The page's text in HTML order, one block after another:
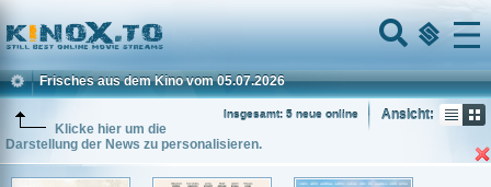
Home
Menu
Frisches aus dem Kino vom 05.07.2026
Ansicht:
Insgesamt: 5 neue online
Klicke hier um die
Darstellung der News zu personalisieren.